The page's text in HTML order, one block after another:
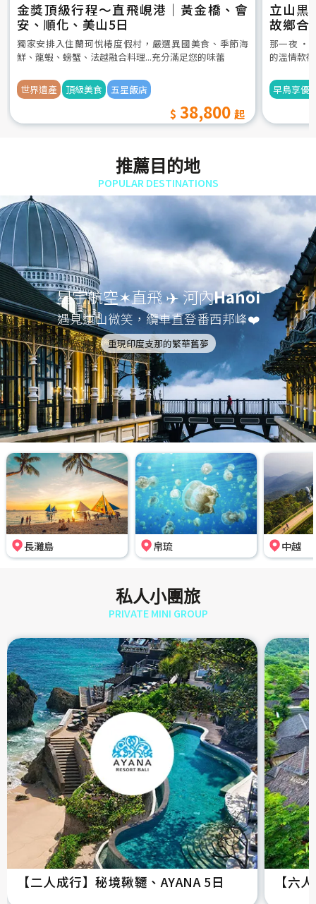
金獎頂級行程～直飛峴港｜黃金橋、會
安、順化、美山5日
獨家安排入住蘭珂悅椿度假村，嚴選異國美食、季節海
鮮、龍蝦、螃蟹、法越融合料理...充分滿足您的味蕾
世界遺產 頂級美食 五星飯店
38,800
立山黒
故鄉合
5日
那一夜 ‧
的溫情款
早鳥享優
推薦目的地
POPULAR DESTINATIONS
星宇航空✶直飛 ✈️ 河內Hanoi
遇見遠山微笑，纜車直登番西邦峰❤️
重現印度支那的繁華舊夢
長灘島 帛琉 中越
私人小團旅
PRIVATE MINI GROUP
【二人成行】秘境鞦韆、AYANA 5日 【六